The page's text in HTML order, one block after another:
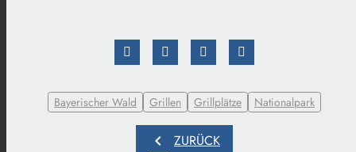
Bayerischer Wald Grillen Grillplätze Nationalpark
chevron_left ZURÜCK